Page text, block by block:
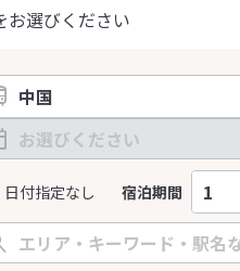
お選びください
日付指定なし 宿泊期間